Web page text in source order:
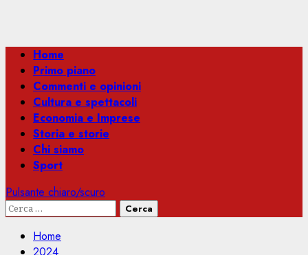
Menu
principale
Home
Primo piano
Commenti e opinioni
Cultura e spettacoli
Economia e Imprese
Storia e storie
Chi siamo
Sport
Pulsante chiaro/scuro
Ricerca
Home